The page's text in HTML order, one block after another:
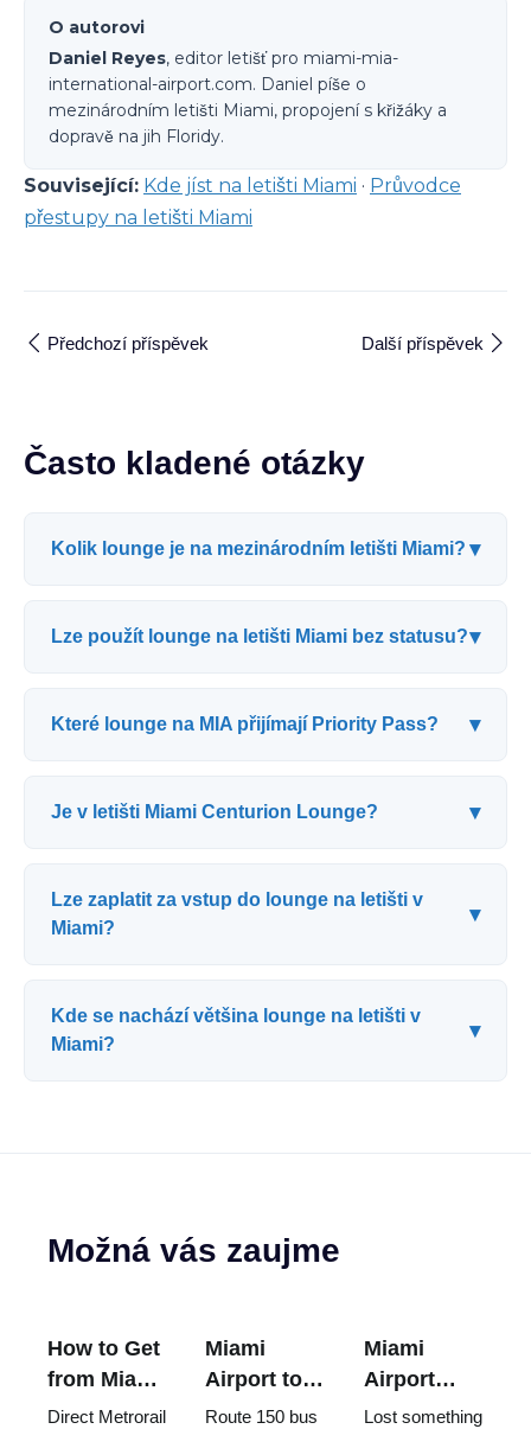
O autorovi
Daniel Reyes, editor letišť pro miami-mia-
international-airport.com. Daniel píše o
mezinárodním letišti Miami, propojení s křižáky a
dopravě na jih Floridy.
Související: Kde jíst na letišti Miami · Průvodce
přestupy na letišti Miami
Předchozí příspěvek Další příspěvek
Často kladené otázky
Kolik lounge je na mezinárodním letišti Miami? ▾
Lze použít lounge na letišti Miami bez statusu?▾
Které lounge na MIA přijímají Priority Pass? ▾
Je v letišti Miami Centurion Lounge? ▾
Lze zaplatit za vstup do lounge na letišti v
Miami?
▾
Kde se nachází většina lounge na letišti v
Miami?
▾
Možná vás zaujme
How to Get
from Miami
Airport to
Direct Metrorail
Miami
Airport to
South
Route 150 bus
Miami
Airport
Lost and
Lost something